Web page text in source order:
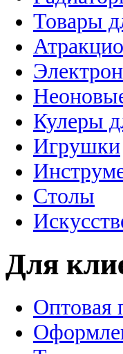
Товары
Кулеры
Игрушки
Столы
Для
Оптовая